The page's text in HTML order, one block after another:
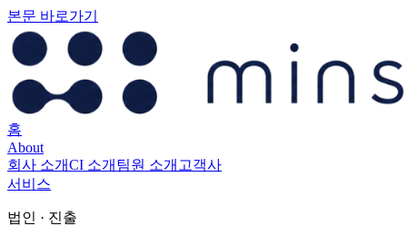
본문 바로가기
홈
About
회사 소개CI 소개 팀원 소개 고객사
서비스
법인 · 진출